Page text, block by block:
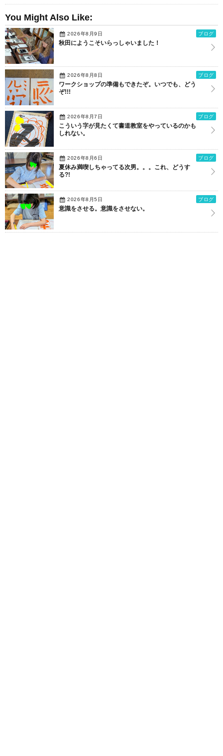
You Might Also Like:
2026年8月9日 ブログ
秋田にようこそいらっしゃいました！
2026年8月8日 ブログ
ワークショップの準備もできたぞ。いつでも、どう
ぞ!!!
2026年8月7日 ブログ
こういう字が見たくて書道教室をやっているのかも
しれない。
2026年8月6日 ブログ
夏休み満喫しちゃってる次男。。。これ、どうす
る?!
2026年8月5日 ブログ
意識をさせる。意識をさせない。